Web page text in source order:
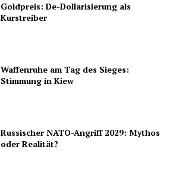
Goldpreis: De-Dollarisierung als
Kurstreiber
Waffenruhe am Tag des Sieges:
Stimmung in Kiew
Russischer NATO-Angriff 2029: Mythos
oder Realität?